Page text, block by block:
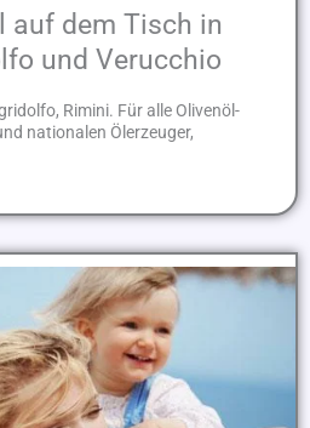
auf dem Tisch in
und Verucchio
Rimini. Für alle Olivenöl-
nationalen Ölerzeuger,